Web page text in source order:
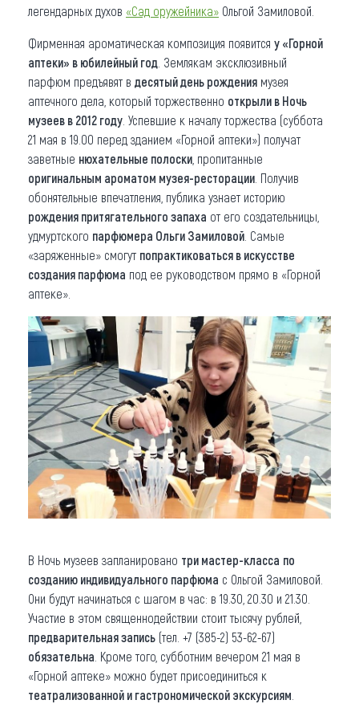
легендарных духов «Сад оружейника» Ольгой Замиловой.
Фирменная ароматическая композиция появится у «Горной
аптеки» в юбилейный год . Землякам эксклюзивный
парфюм предъявят в десятый день рождения музея
аптечного дела, который торжественно открыли в Ночь
музеев в 2012 году . Успевшие к началу торжества (суббота
21 мая в 19.00 перед зданием «Горной аптеки») получат
заветные нюхательные полоски , пропитанные
оригинальным ароматом музея-ресторации . Получив
обонятельные впечатления, публика узнает историю
рождения притягательного запаха от его создательницы,
удмуртского парфюмера Ольги Замиловой . Самые
«заряженные» смогут попрактиковаться в искусстве
создания парфюма под ее руководством прямо в «Горной
аптеке».
В Ночь музеев запланировано три мастер-класса по
созданию индивидуального парфюма с Ольгой Замиловой.
Они будут начинаться с шагом в час: в 19.30, 20.30 и 21.30.
Участие в этом священнодействии стоит тысячу рублей,
предварительная запись (тел. +7 (385-2) 53-62-67)
обязательна . Кроме того, субботним вечером 21 мая в
«Горной аптеке» можно будет присоединиться к
театрализованной и гастрономической экскурсиям